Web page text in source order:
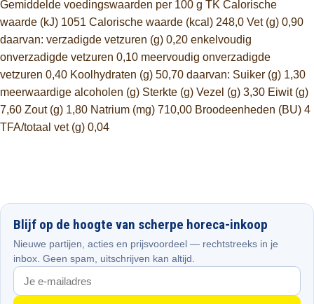
Gemiddelde voedingswaarden per 100 g TK Calorische
waarde (kJ) 1051 Calorische waarde (kcal) 248,0 Vet (g) 0,90
daarvan: verzadigde vetzuren (g) 0,20 enkelvoudig
onverzadigde vetzuren 0,10 meervoudig onverzadigde
vetzuren 0,40 Koolhydraten (g) 50,70 daarvan: Suiker (g) 1,30
meerwaardige alcoholen (g) Sterkte (g) Vezel (g) 3,30 Eiwit (g)
7,60 Zout (g) 1,80 Natrium (mg) 710,00 Broodeenheden (BU) 4
TFA/totaal vet (g) 0,04
Blijf op de hoogte van scherpe horeca-inkoop
Nieuwe partijen, acties en prijsvoordeel — rechtstreeks in je
inbox. Geen spam, uitschrijven kan altijd.